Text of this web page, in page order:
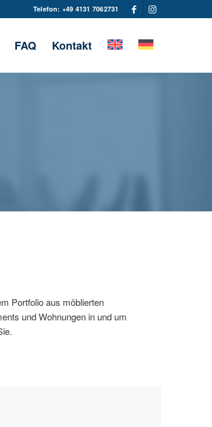
Telefon: +49 4131 7062731
FAQ Kontakt
Portfolio aus möblierten
und Wohnungen in und um